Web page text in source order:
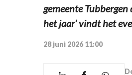
gemeente
het jaar’ vindt het
28 juni 2026 11:00